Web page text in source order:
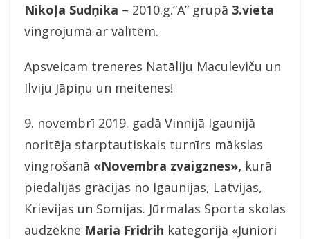
Nikoļa Sudņika – 2010.g.”A” grupā 3.vieta
vingrojumā ar vālītēm.
Apsveicam treneres Natāliju Maculeviču un
Ilviju Jāpiņu un meitenes!
9. novembrī 2019. gadā Vinnijā Igaunijā
noritēja starptautiskais turnīrs mākslas
vingrošanā «Novembra zvaigznes», kurā
piedalījās grācijas no Igaunijas, Latvijas,
Krievijas un Somijas. Jūrmalas Sporta skolas
audzēkne Maria Fridrih kategorijā «Juniori